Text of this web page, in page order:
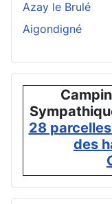
Azay le Brulé
Aigondigné
28
des